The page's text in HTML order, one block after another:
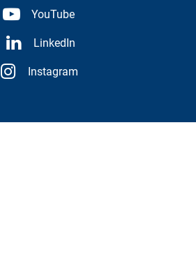
YouTube
LinkedIn
Instagram